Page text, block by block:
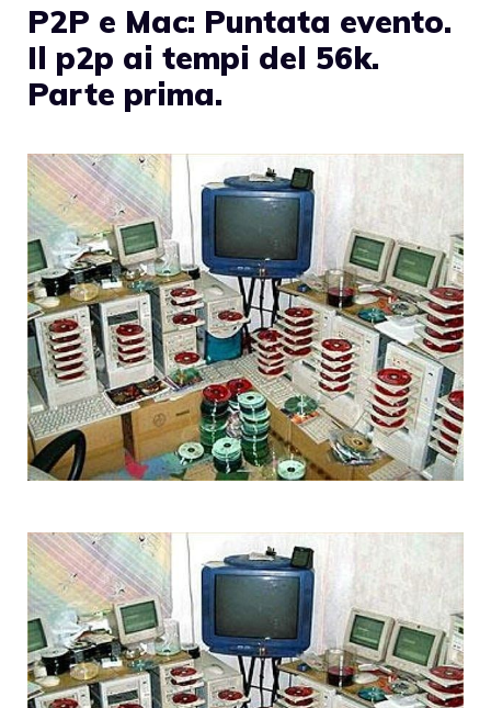
P2P e Mac: Puntata evento.
Il p2p ai tempi del 56k.
Parte prima.